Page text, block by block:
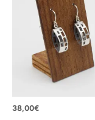
38,00€